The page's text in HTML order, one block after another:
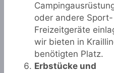
oder andere
Freizeitgeräte
wir bieten in
benötigten Platz.
Erbstücke und